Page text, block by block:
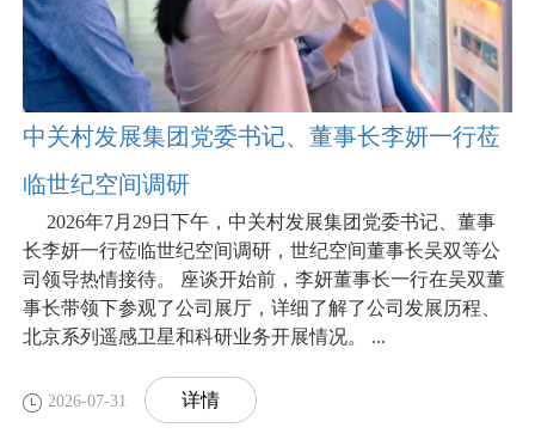
中关村发展集团党委书记、董事长李妍一行莅
临世纪空间调研
2026年7月29日下午，中关村发展集团党委书记、董事
长李妍一行莅临世纪空间调研，世纪空间董事长吴双等公
司领导热情接待。 座谈开始前，李妍董事长一行在吴双董
事长带领下参观了公司展厅，详细了解了公司发展历程、
北京系列遥感卫星和科研业务开展情况。 ...
2026-07-31 详情